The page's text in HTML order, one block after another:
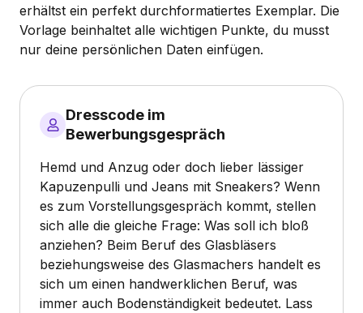
erhältst ein perfekt durchformatiertes Exemplar. Die
Vorlage beinhaltet alle wichtigen Punkte, du musst
nur deine persönlichen Daten einfügen.
Dresscode im
Bewerbungsgespräch
Hemd und Anzug oder doch lieber lässiger
Kapuzenpulli und Jeans mit Sneakers? Wenn
es zum Vorstellungsgespräch kommt, stellen
sich alle die gleiche Frage: Was soll ich bloß
anziehen? Beim Beruf des Glasbläsers
beziehungsweise des Glasmachers handelt es
sich um einen handwerklichen Beruf, was
immer auch Bodenständigkeit bedeutet. Lass